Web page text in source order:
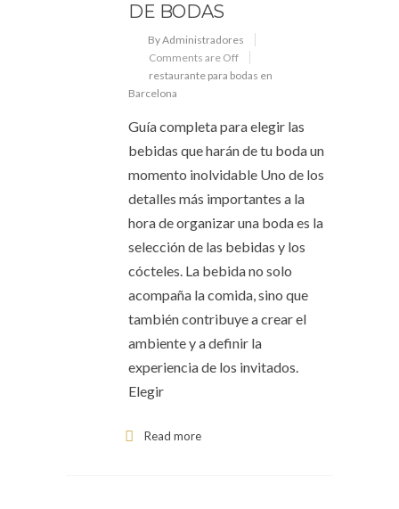
DE BODAS
By Administradores
Comments are Off
restaurante para bodas en
Barcelona
Guía completa para elegir las
bebidas que harán de tu boda un
momento inolvidable Uno de los
detalles más importantes a la
hora de organizar una boda es la
selección de las bebidas y los
cócteles. La bebida no solo
acompaña la comida, sino que
también contribuye a crear el
ambiente y a definir la
experiencia de los invitados.
Elegir
Read more